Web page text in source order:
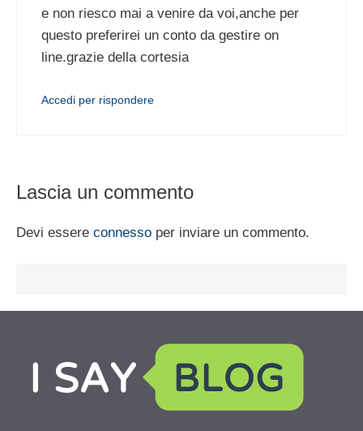
e non riesco mai a venire da voi,anche per
questo preferirei un conto da gestire on
line.grazie della cortesia
Accedi per rispondere
Lascia un commento
Devi essere connesso per inviare un commento.